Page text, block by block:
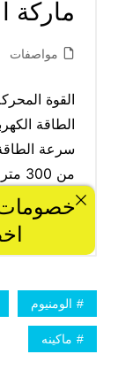
الومنيوم
ماكينه